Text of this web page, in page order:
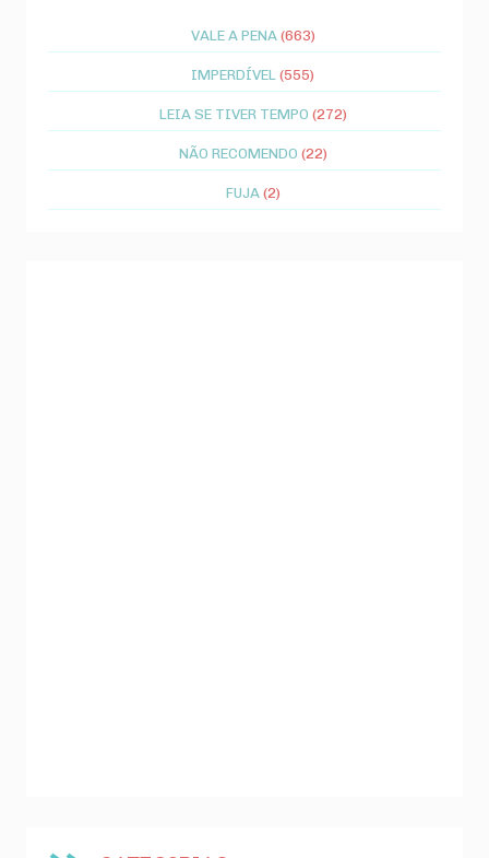
VALE A PENA (663)
IMPERDÍVEL (555)
LEIA SE TIVER TEMPO (272)
NÃO RECOMENDO (22)
FUJA (2)